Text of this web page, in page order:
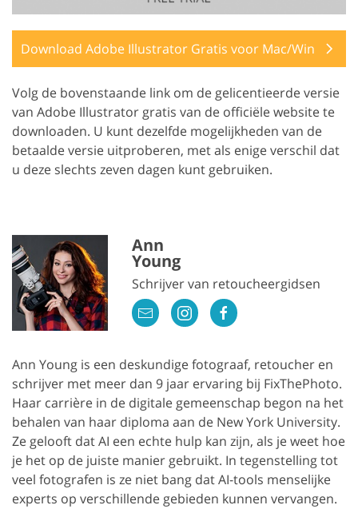
Download Adobe Illustrator Gratis voor Mac/Win
Volg de bovenstaande link om de gelicentieerde versie
van Adobe Illustrator gratis van de officiële website te
downloaden. U kunt dezelfde mogelijkheden van de
betaalde versie uitproberen, met als enige verschil dat
u deze slechts zeven dagen kunt gebruiken.
Ann
Young
Schrijver van retoucheergidsen
Ann Young is een deskundige fotograaf, retoucher en
schrijver met meer dan 9 jaar ervaring bij FixThePhoto.
Haar carrière in de digitale gemeenschap begon na het
behalen van haar diploma aan de New York University.
Ze gelooft dat AI een echte hulp kan zijn, als je weet hoe
je het op de juiste manier gebruikt. In tegenstelling tot
veel fotografen is ze niet bang dat AI-tools menselijke
experts op verschillende gebieden kunnen vervangen.